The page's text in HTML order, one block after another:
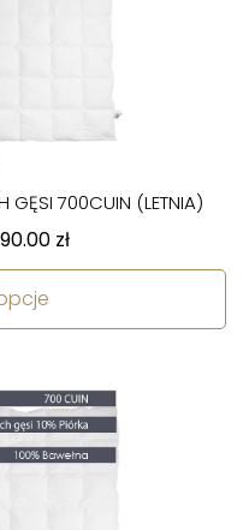
GĘSI 700CUIN (LETNIA)
zł